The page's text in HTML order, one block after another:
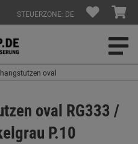
STEUERZONE: DE
oval
oval RG333 /
P.10